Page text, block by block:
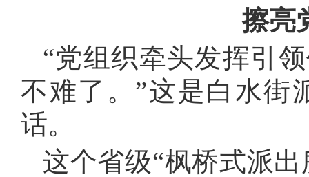
擦亮
“党组织牵头发挥引
不难了。”这是白水街
话。
这个省级“枫桥式派